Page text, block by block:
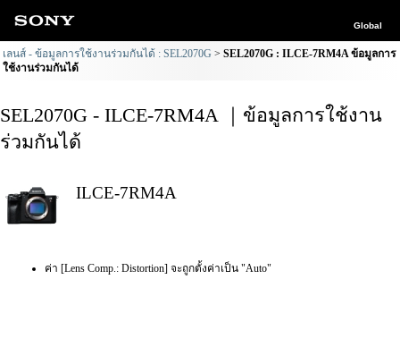
Global
เลนส์ - ข้อมูลการใช้งานร่วมกันได้ : SEL2070G
SEL2070G : ILCE-7RM4A ข้อมูลการ
ใช้งานร่วมกันได้
SEL2070G - ILCE-7RM4A ｜ข้อมูลการใช้งาน
ร่วมกันได้
ILCE-7RM4A
ค่า [Lens Comp.: Distortion] จะถูกตั้งค่าเป็น "Auto"